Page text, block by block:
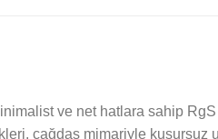
ve net hatlara sahip
çağdaş mimariyle kusursuz